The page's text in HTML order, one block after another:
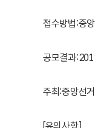
접수방법:중
공모결과
주최:중앙선